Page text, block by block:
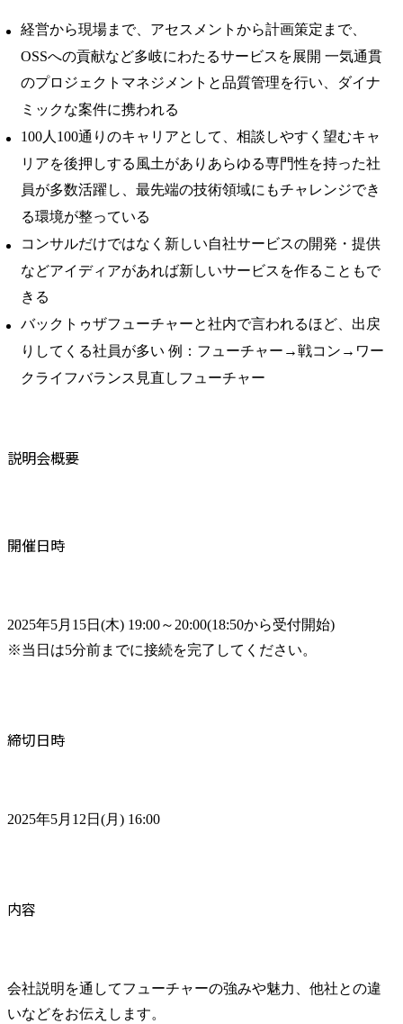
経営から現場まで、アセスメントから計画策定まで、
OSSへの貢献など多岐にわたるサービスを展開 一気通貫
のプロジェクトマネジメントと品質管理を行い、ダイナ
ミックな案件に携われる
100人100通りのキャリアとして、相談しやすく望むキャ
リアを後押しする風土がありあらゆる専門性を持った社
員が多数活躍し、最先端の技術領域にもチャレンジでき
る環境が整っている
コンサルだけではなく新しい自社サービスの開発・提供
などアイディアがあれば新しいサービスを作ることもで
きる
バックトゥザフューチャーと社内で言われるほど、出戻
りしてくる社員が多い 例：フューチャー→戦コン→ワー
クライフバランス見直しフューチャー
説明会概要
開催日時
2025年5月15日(木) 19:00～20:00(18:50から受付開始)
※当日は5分前までに接続を完了してください。
締切日時
2025年5月12日(月) 16:00
内容
会社説明を通してフューチャーの強みや魅力、他社との違
いなどをお伝えします。